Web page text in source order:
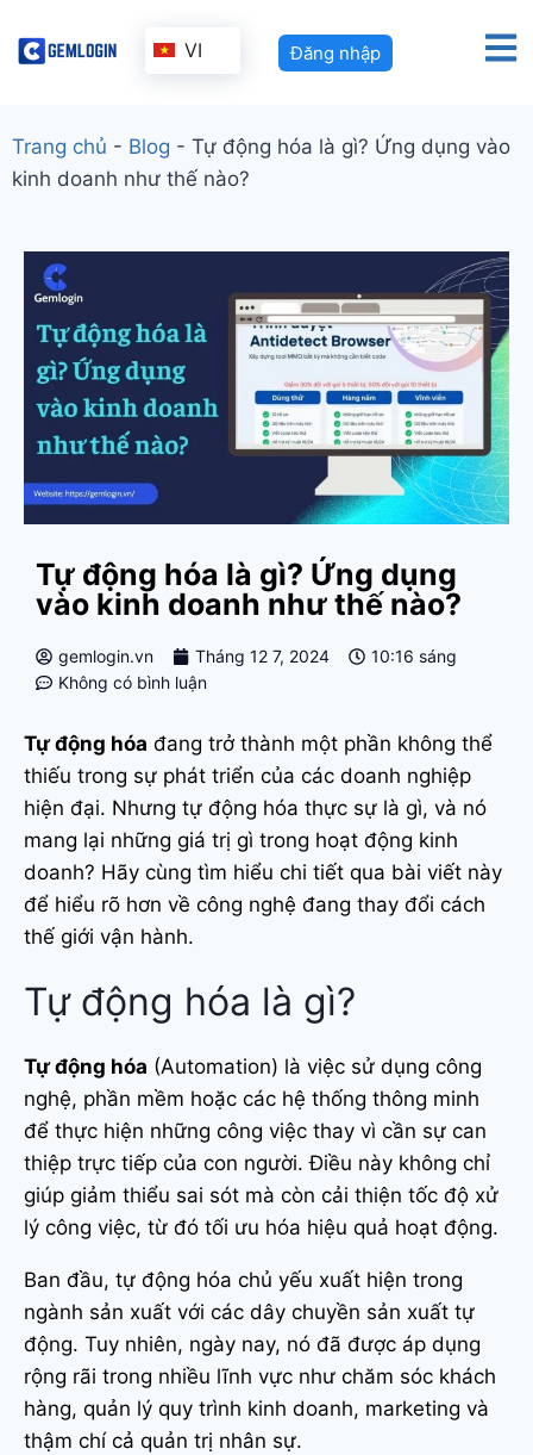
VI Đăng nhập
Trang chủ - Blog - Tự động hóa là gì? Ứng dụng vào
kinh doanh như thế nào?
Tự động hóa là gì? Ứng dụng
vào kinh doanh như thế nào?
gemlogin.vn Tháng 12 7, 2024
10:16 sáng
Không có bình luận
Tự động hóa đang trở thành một phần không thể
thiếu trong sự phát triển của các doanh nghiệp
hiện đại. Nhưng tự động hóa thực sự là gì, và nó
mang lại những giá trị gì trong hoạt động kinh
doanh? Hãy cùng tìm hiểu chi tiết qua bài viết này
để hiểu rõ hơn về công nghệ đang thay đổi cách
thế giới vận hành.
Tự động hóa là gì?
Tự động hóa (Automation) là việc sử dụng công
nghệ, phần mềm hoặc các hệ thống thông minh
để thực hiện những công việc thay vì cần sự can
thiệp trực tiếp của con người. Điều này không chỉ
giúp giảm thiểu sai sót mà còn cải thiện tốc độ xử
lý công việc, từ đó tối ưu hóa hiệu quả hoạt động.
Ban đầu, tự động hóa chủ yếu xuất hiện trong
ngành sản xuất với các dây chuyền sản xuất tự
động. Tuy nhiên, ngày nay, nó đã được áp dụng
rộng rãi trong nhiều lĩnh vực như chăm sóc khách
hàng, quản lý quy trình kinh doanh, marketing và
thậm chí cả quản trị nhân sự.